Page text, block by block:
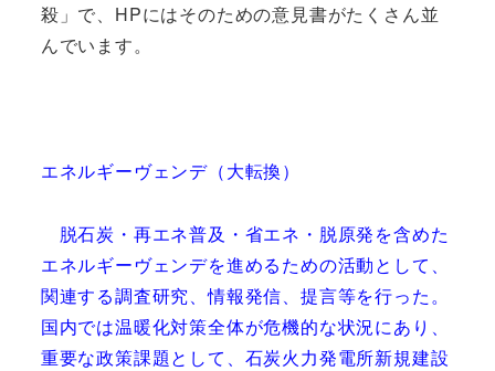
殺」で、HPにはそのための意見書がたくさん並
んでいます。
エネルギーヴェンデ（大転換）
脱石炭・再エネ普及・省エネ・脱原発を含めた
エネルギーヴェンデを進めるための活動として、
関連する調査研究、情報発信、提言等を行った。
国内では温暖化対策全体が危機的な状況にあり、
重要な政策課題として、石炭火力発電所新規建設